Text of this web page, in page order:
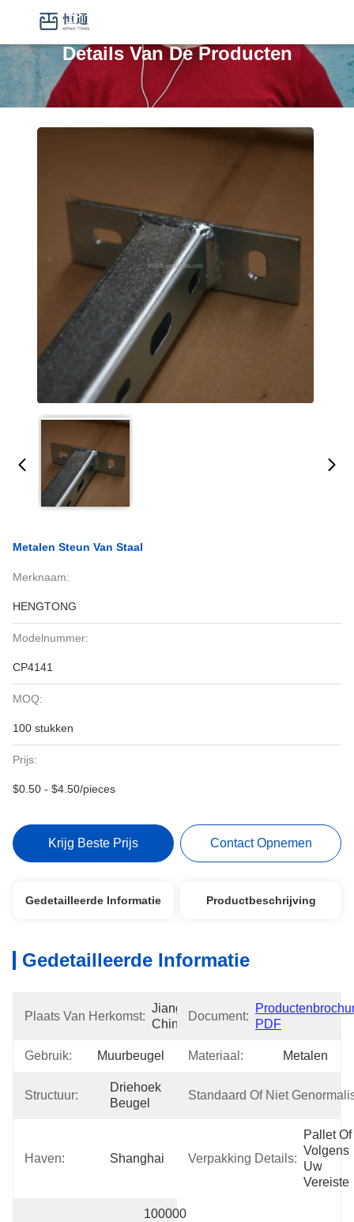
Details Van De Producten
Metalen Steun Van Staal
Merknaam:
HENGTONG
Modelnummer:
CP4141
MOQ:
100 stukken
Prijs:
$0.50 - $4.50/pieces
Krijg Beste Prijs Contact Opnemen
Gedetailleerde Informatie Productbeschrijving
Gedetailleerde Informatie
Plaats Van Herkomst:
Jiangsu,
China
Document:
PDF
Gebruik: Muurbeugel Materiaal: Metalen
Structuur:
Driehoek
Beugel
Standaard Of Niet
Haven: Shanghai Verpakking Details:
Pallet Of
Volgens
Uw
Vereiste
100000